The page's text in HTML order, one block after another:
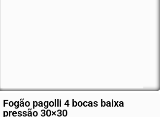
Fogão pagolli 4 bocas baixa
pressão 30×30